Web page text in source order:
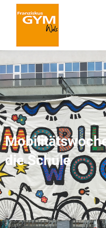
die Schule